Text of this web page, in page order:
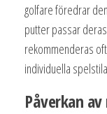
golfare föredrar
putter passar
rekommenderas
individuella
Påverkan